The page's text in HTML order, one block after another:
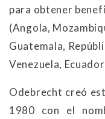
para obtener
(Angola,
Guatemala,
Venezuela,
Odebrecht creó
1980 con el